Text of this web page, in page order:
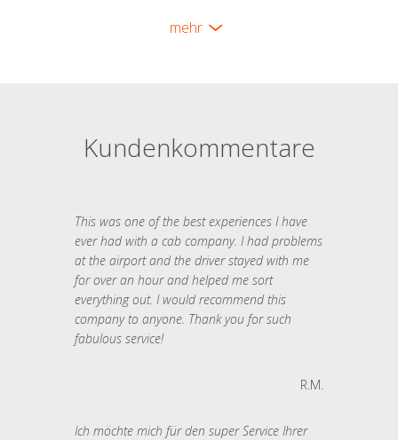
mehr
Kundenkommentare
This was one of the best experiences I have
ever had with a cab company. I had problems
at the airport and the driver stayed with me
for over an hour and helped me sort
everything out. I would recommend this
company to anyone. Thank you for such
fabulous service!
R.M.
Ich möchte mich für den super Service Ihrer